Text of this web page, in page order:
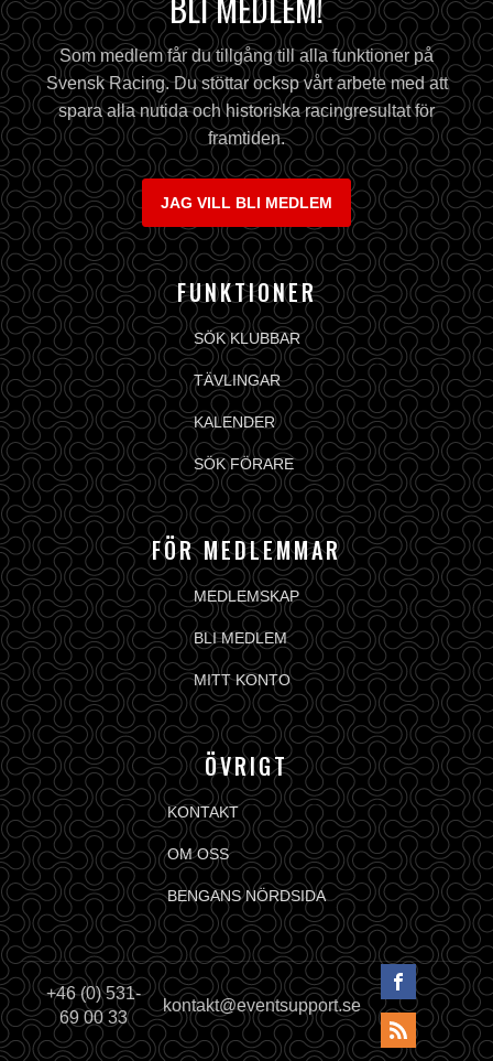
Som medlem får du tillgång till alla funktioner på
Svensk Racing. Du stöttar ocksp vårt arbete med att
spara alla nutida och historiska racingresultat för
framtiden.
JAG VILL BLI MEDLEM
FUNKTIONER
SÖK KLUBBAR
TÄVLINGAR
KALENDER
SÖK FÖRARE
FÖR MEDLEMMAR
MEDLEMSKAP
BLI MEDLEM
MITT KONTO
ÖVRIGT
KONTAKT
OM OSS
BENGANS NÖRDSIDA
+46 (0) 531-
69 00 33
kontakt@eventsupport.se